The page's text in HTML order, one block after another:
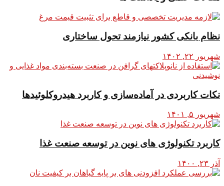
نظام بانکی کشور نیازمند تحول ساختاری
شهریور ۲۲, ۱۴۰۲
نکات کاربردی در آماده‌سازی و کاربرد هیدروکلوئیدها
شهریور ۵, ۱۴۰۱
کاربرد تکنولوژی های نوین در توسعه صنعت غذا
آذر ۲۳, ۱۴۰۰